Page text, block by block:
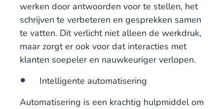
werken door antwoorden voor te stellen, het
schrijven te verbeteren en gesprekken samen
te vatten. Dit verlicht niet alleen de werkdruk,
maar zorgt er ook voor dat interacties met
klanten soepeler en nauwkeuriger verlopen.
Intelligente automatisering
Automatisering is een krachtig hulpmiddel om